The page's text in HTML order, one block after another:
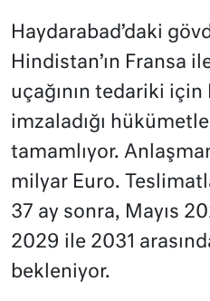
Haydarabad’daki
Hindistan’ın Fransa
uçağının tedariki için
imzaladığı
tamamlıyor.
milyar Euro.
37 ay sonra, Mayıs
2029 ile 2031
bekleniyor.